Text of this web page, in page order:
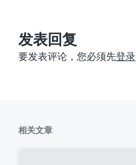
：
发表回复
要发表评论，您必须先登录
相关文章